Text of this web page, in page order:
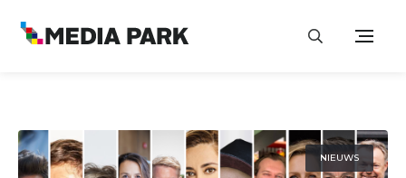
NIEUWS